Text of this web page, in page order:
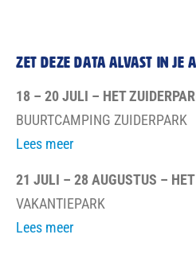
zet deze data alvast in je
18 – 20 JULI – HET
BUURTCAMPING ZUIDERPARK
Lees meer
21 JULI – 28 AUGUSTUS –
VAKANTIEPARK
Lees meer